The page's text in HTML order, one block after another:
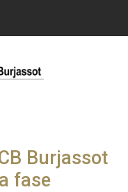
Burjassot
fase